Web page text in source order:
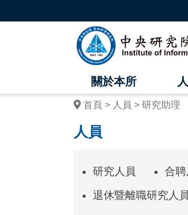
中
央
研
究
資
學
關於本所
首頁 人員 研究助理
人員
研究人員 合
退休暨離職研究人員